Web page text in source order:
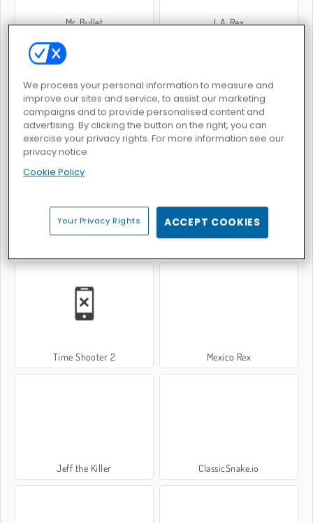
Mr. Bullet L.A. Rex
Mafia Wars Warscrap.io
Time Shooter 2 Mexico Rex
Jeff the Killer ClassicSnake.io
We process your personal information to measure and
improve our sites and service, to assist our marketing
campaigns and to provide personalised content and
advertising. By clicking the button on the right, you can
exercise your privacy rights. For more information see our
privacy notice
Cookie Policy
Your Privacy Rights ACCEPT COOKIES